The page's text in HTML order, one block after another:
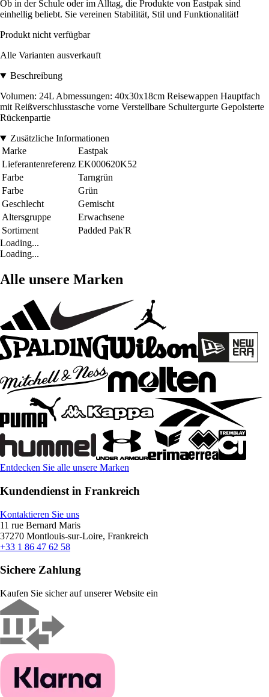
Ob in der Schule oder im Alltag, die Produkte von Eastpak sind
einhellig beliebt. Sie vereinen Stabilität, Stil und Funktionalität!
Produkt nicht verfügbar
Alle Varianten ausverkauft
Beschreibung
Volumen: 24L Abmessungen: 40x30x18cm Reisewappen Hauptfach
mit Reißverschlusstasche vorne Verstellbare Schultergurte Gepolsterte
Rückenpartie
Zusätzliche Informationen
Marke
Eastpak
Lieferantenreferenz EK000620K52
Farbe
Tarngrün
Farbe
Grün
Geschlecht
Gemischt
Altersgruppe
Erwachsene
Sortiment
Padded Pak'R
Loading...
Loading...
Alle unsere Marken
Entdecken Sie alle unsere Marken
Kundendienst in Frankreich
Kontaktieren Sie uns
11 rue Bernard Maris
37270 Montlouis-sur-Loire, Frankreich
+33 1 86 47 62 58
Sichere Zahlung
Kaufen Sie sicher auf unserer Website ein